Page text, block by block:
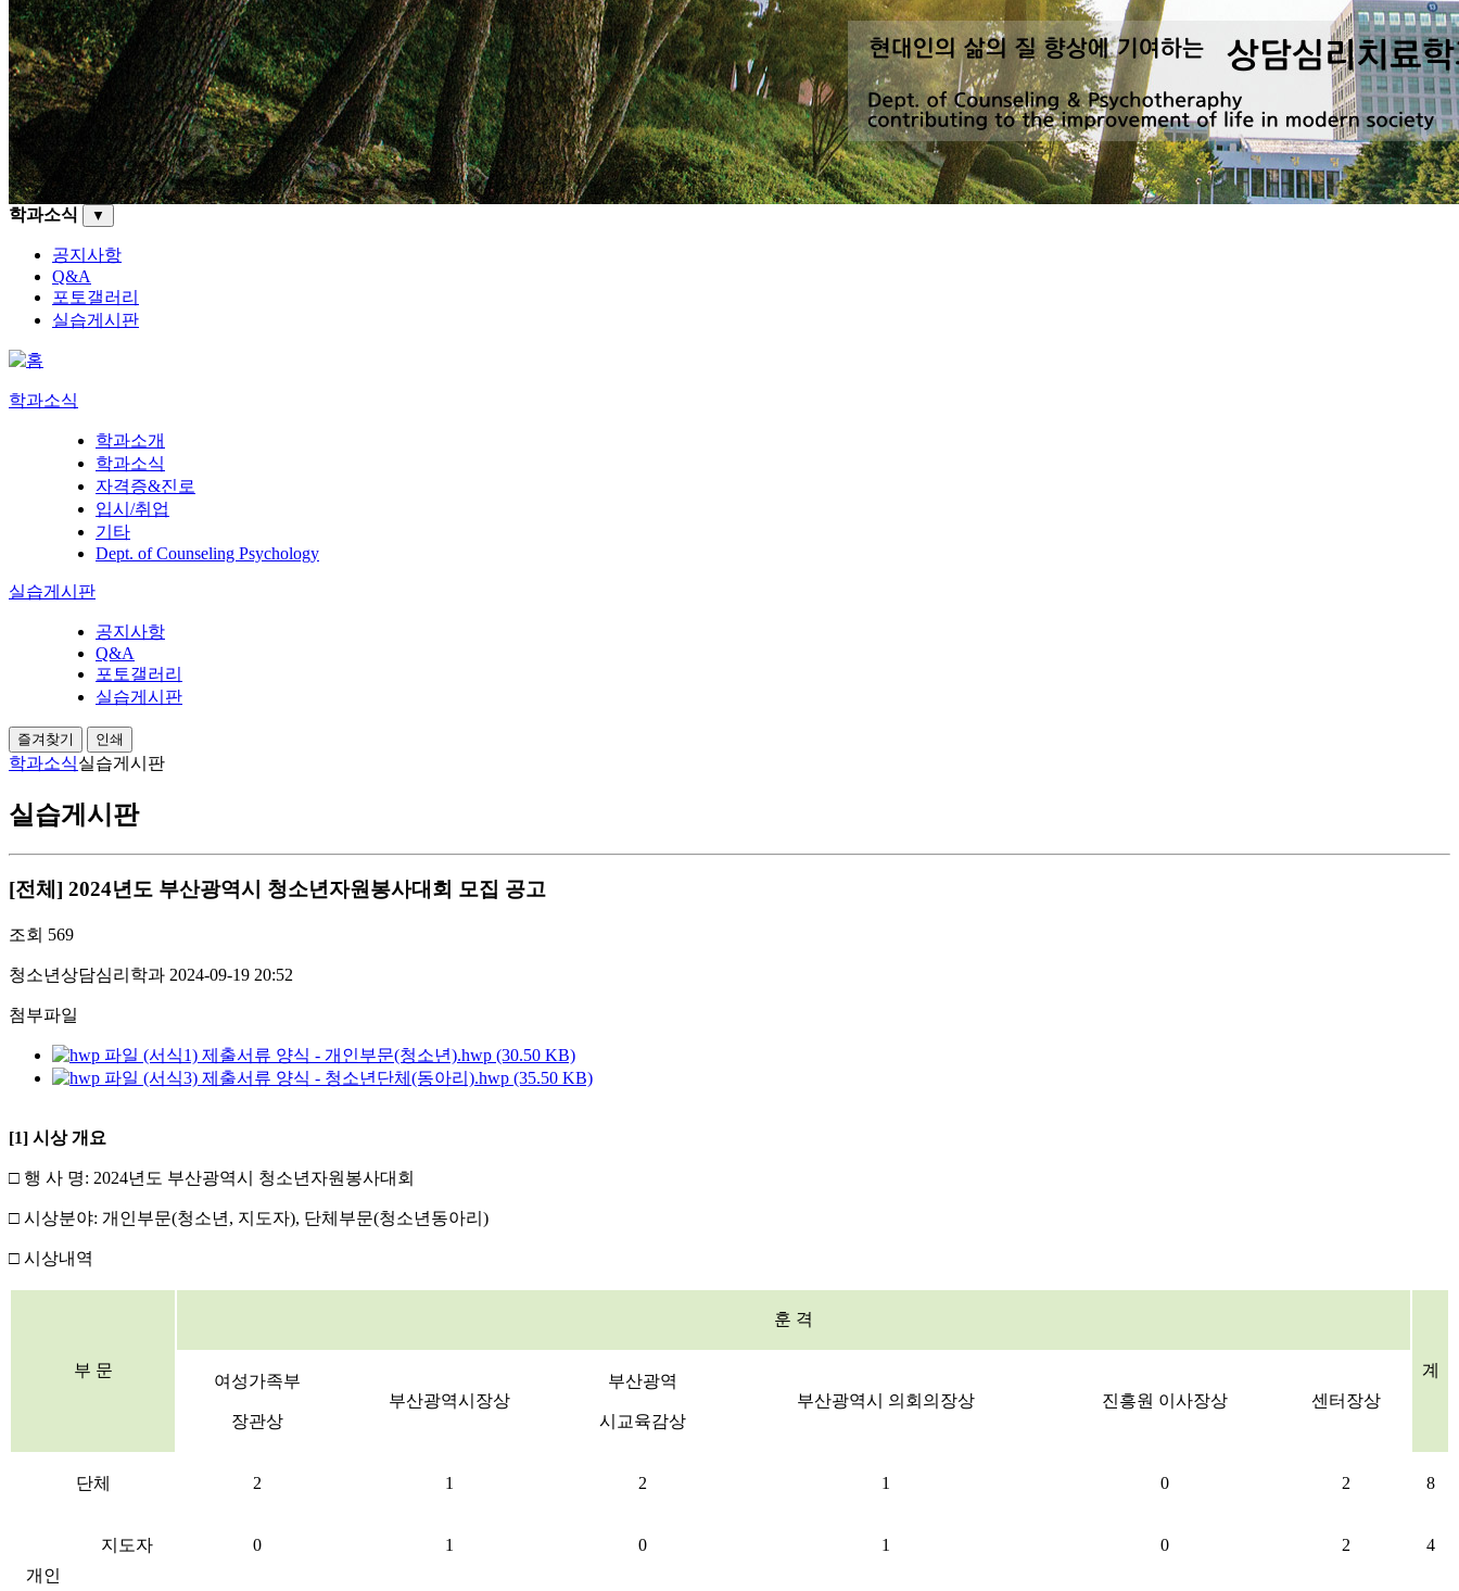
학과소식 ▼
공지사항
Q&A
포토갤러리
실습게시판
학과소식
학과소개
학과소식
자격증&진로
입시/취업
기타
Dept. of Counseling Psychology
실습게시판
공지사항
Q&A
포토갤러리
실습게시판
즐겨찾기 인쇄
학과소식실습게시판
실습게시판
[전체] 2024년도 부산광역시 청소년자원봉사대회 모집 공고
조회 569
청소년상담심리학과 2024-09-19 20:52
첨부파일
(서식1) 제출서류 양식 - 개인부문(청소년).hwp (30.50 KB)
(서식3) 제출서류 양식 - 청소년단체(동아리).hwp (35.50 KB)
[1] 시상 개요
□ 행 사 명: 2024년도 부산광역시 청소년자원봉사대회
□ 시상분야: 개인부문(청소년, 지도자), 단체부문(청소년동아리)
□ 시상내역
부 문
훈 격
계
여성가족부
장관상
부산광역시장상
부산광역
시교육감상
부산광역시 의회의장상 진흥원 이사장상 센터장상
단체 2 1 2 1 0 2 8
개인
지도자 0 1 0 1 0 2 4